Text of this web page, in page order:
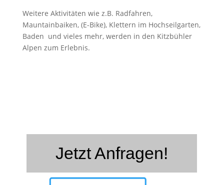
Weitere Aktivitäten wie z.B. Radfahren,
Mauntainbaiken, (E-Bike), Klettern im Hochseilgarten,
Baden und vieles mehr, werden in den Kitzbühler
Alpen zum Erlebnis.
Jetzt Anfragen!